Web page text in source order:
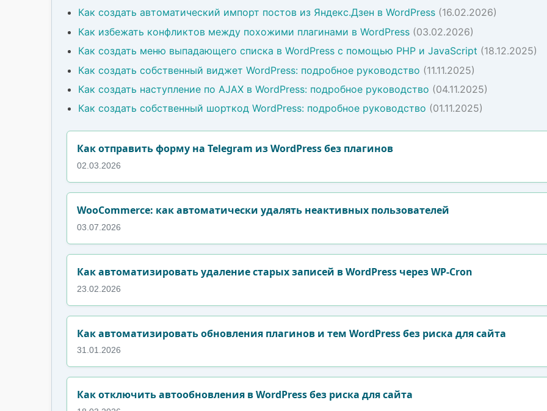
Как создать автоматический импорт постов из Яндекс.Дзен в WordPress (16.02.2026)
Как избежать конфликтов между похожими плагинами в WordPress (03.02.2026)
Как создать меню выпадающего списка в WordPress с помощью PHP и JavaScript (18.12.2025)
Как создать собственный виджет WordPress: подробное руководство (11.11.2025)
Как создать наступление по AJAX в WordPress: подробное руководство (04.11.2025)
Как создать собственный шорткод WordPress: подробное руководство (01.11.2025)
Как отправить форму на Telegram из WordPress без плагинов
02.03.2026
WooCommerce: как автоматически удалять неактивных пользователей
03.07.2026
Как автоматизировать удаление старых записей в WordPress через WP-Cron
23.02.2026
Как автоматизировать обновления плагинов и тем WordPress без риска для сайта
31.01.2026
Как отключить автообновления в WordPress без риска для сайта